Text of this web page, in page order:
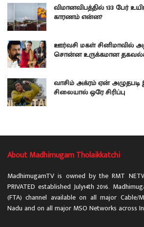
விமானவிபத்தில் 133 பேர்
காரணம் என்ன?
ஊர்வசி மகள் சினிமாவில்
சொன்ன உருக்கமான
வாசிம் அக்ரம் ஏன் அழுதபடி
சிலையால் ஒரே சிரிப்பு
About Madhimugam Tholaikkatchi
MadhimugamTV is owned by the RMT
PRIVATED established July14th 2016.
(FTA) channel available on all major Cable/
Nadu and on all major MSO Networks across